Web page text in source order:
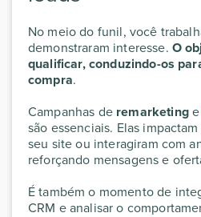
No meio do funil, você
demonstraram interesse. O
qualificar, conduzindo-os
compra.
Campanhas de remarketing
são essenciais. Elas
seu site ou interagiram com
reforçando mensagens e
É também o momento de
CRM e analisar o